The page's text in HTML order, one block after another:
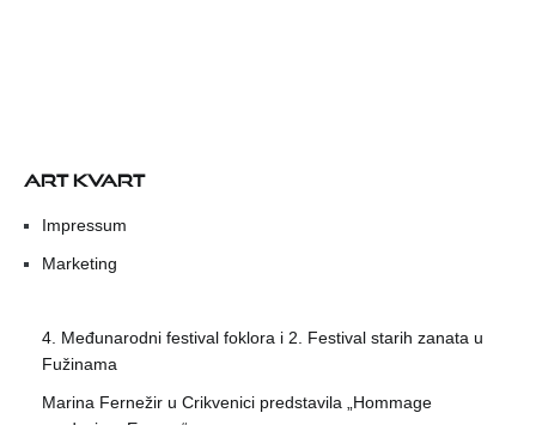
ART KVART
Impressum
Marketing
4. Međunarodni festival foklora i 2. Festival starih zanata u
Fužinama
Marina Fernežir u Crikvenici predstavila „Hommage